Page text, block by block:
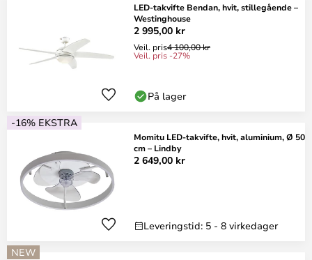
LED-takvifte Bendan, hvit, stillegående –
Westinghouse
2 995,00 kr
Veil. pris4 100,00 kr
Veil. pris -27%
På lager
-16% EKSTRA
Momitu LED-takvifte, hvit, aluminium, Ø 50
cm – Lindby
2 649,00 kr
Leveringstid: 5 - 8 virkedager
NEW